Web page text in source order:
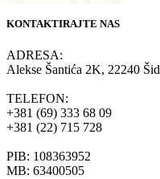
KONTAKTIRAJTE NAS
ADRESA:
Alekse Šantića 2K, 22240 Šid
TELEFON:
+381 (69) 333 68 09
+381 (22) 715 728
PIB: 108363952
MB: 63400505